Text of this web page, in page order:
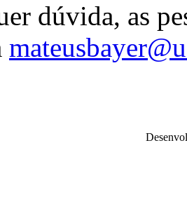
dúvida, as